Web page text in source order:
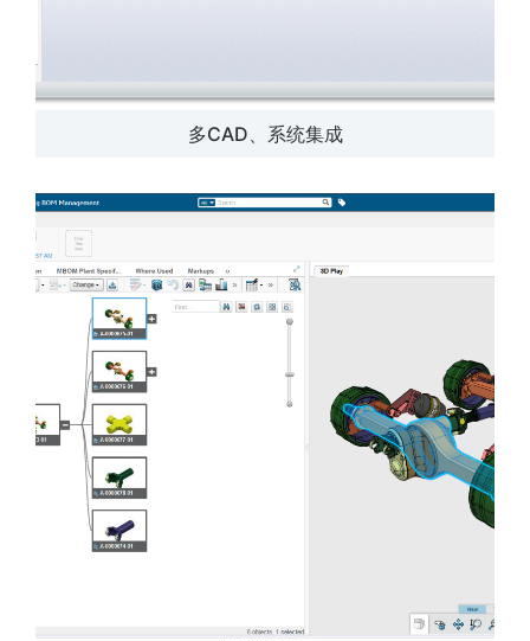
多CAD、系统集成